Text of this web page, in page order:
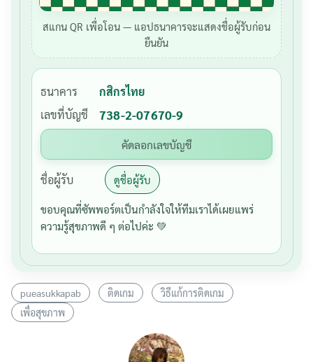
สแกน QR เพื่อโอน — แอปธนาคารจะแสดงชื่อผู้รับก่อน
ยืนยัน
ธนาคาร
กสิกรไทย
เลขที่บัญชี
738-2-07670-9
คัดลอกเลขบัญชี
ชื่อผู้รับ ดูชื่อผู้รับ
ขอบคุณที่ซัพพอร์ตเป็นกำลังใจให้ทีมเราได้เผยแพร่
ความรู้สุขภาพดี ๆ ต่อไปค่ะ 💚
pueasukkapab ติดเกม
วิธีแก้การติดเกม
เพื่อสุขภาพ